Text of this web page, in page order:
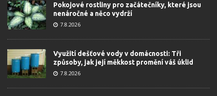
Pokojové rostliny pro začátečníky, které jsou
nenáročné a něco vydrží
7.8.2026
Využití dešťové vody v domácnosti: Tři
způsoby, jak její měkkost promění váš úklid
7.8.2026